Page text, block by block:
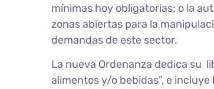
mínimas hoy obligatorias; o la
zonas abiertas para la
demandas de este sector.
La nueva Ordenanza dedica su
alimentos y/o bebidas”, e